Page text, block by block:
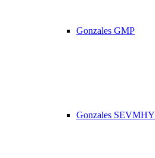
Gonzales GMP
Gonzales SEVMHY